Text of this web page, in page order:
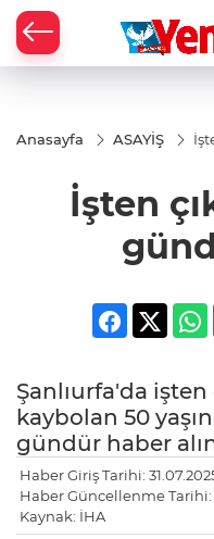
Anasayfa ASAYİŞ
İşten
Şanlıurfa'da
kaybolan 50
gündür haber
Haber Giriş Tarihi:
Haber Güncellenme Tarihi:
Kaynak: İHA